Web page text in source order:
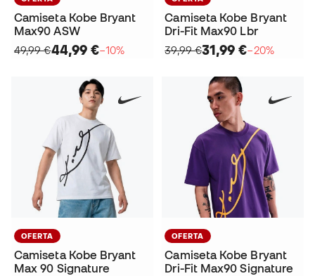
Camiseta Kobe Bryant
Max90 ASW
49,99 €44,99 €−10%
Camiseta Kobe Bryant
Dri-Fit Max90 Lbr
39,99 €31,99 €−20%
OFERTA
Camiseta Kobe Bryant
Max 90 Signature
OFERTA
Camiseta Kobe Bryant
Dri-Fit Max90 Signature